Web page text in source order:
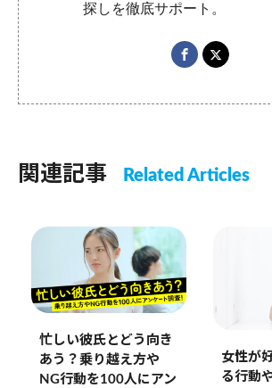
探しを徹底サポート。
関連記事 Related Articles
忙しい彼氏とどう向き
あう？乗り越え方や
NG行動を100人にアン
女性が
る行動